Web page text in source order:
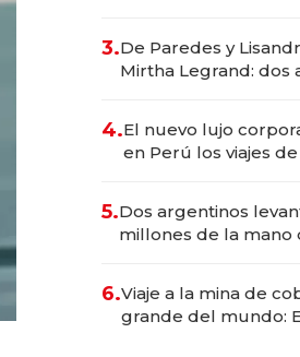
marcas "fast
3.De Paredes y
Mirtha Legrand: dos
4.El nuevo lujo
en Perú los viajes
transformadoras
5.Dos argentinos
millones de la mano
6.Viaje a la mina de
grande del mundo: